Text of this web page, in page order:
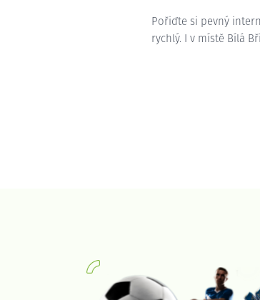
Pořiďte si pevný
rychlý. I v místě Bílá